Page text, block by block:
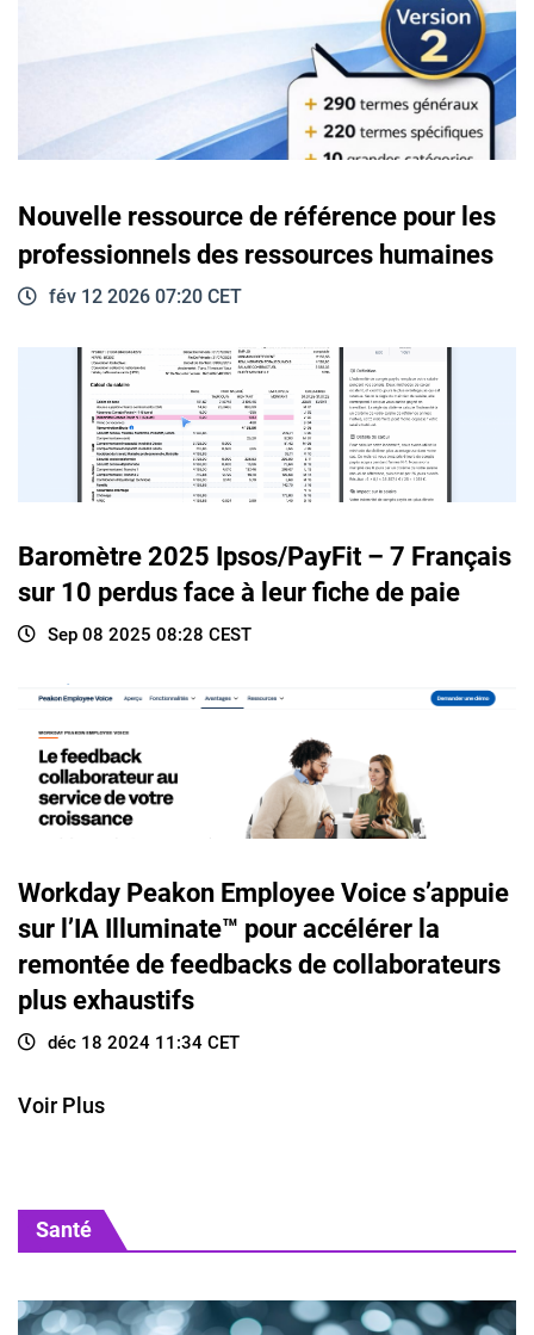
Nouvelle ressource de référence pour les
professionnels des ressources humaines
fév 12 2026 07:20 CET
Baromètre 2025 Ipsos/PayFit – 7 Français
sur 10 perdus face à leur fiche de paie
Sep 08 2025 08:28 CEST
Workday Peakon Employee Voice s’appuie
sur l’IA Illuminate™ pour accélérer la
remontée de feedbacks de collaborateurs
plus exhaustifs
déc 18 2024 11:34 CET
Voir Plus
Santé